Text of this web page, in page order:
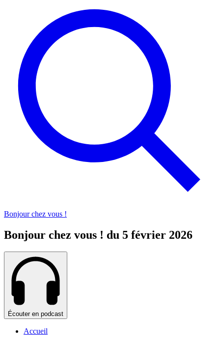
Bonjour chez vous !
Bonjour chez vous ! du 5 février 2026
Écouter en podcast
Accueil